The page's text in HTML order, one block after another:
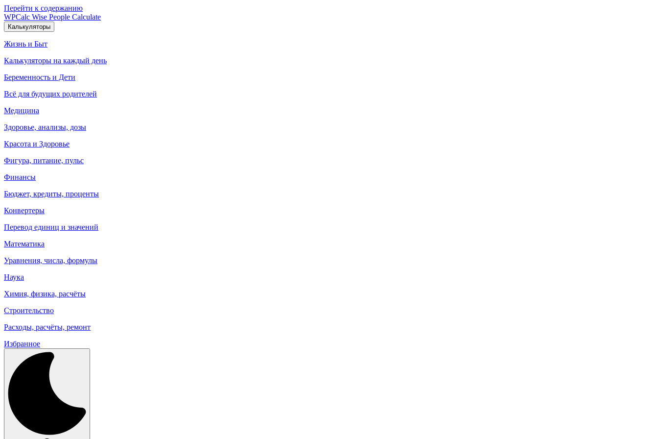
Перейти к содержанию
WPCalc Wise People Calculate
Калькуляторы
Жизнь и Быт
Калькуляторы на каждый день
Беременность и Дети
Всё для будущих родителей
Медицина
Здоровье, анализы, дозы
Красота и Здоровье
Фигура, питание, пульс
Финансы
Бюджет, кредиты, проценты
Конвертеры
Перевод единиц и значений
Математика
Уравнения, числа, формулы
Наука
Химия, физика, расчёты
Строительство
Расходы, расчёты, ремонт
Избранное